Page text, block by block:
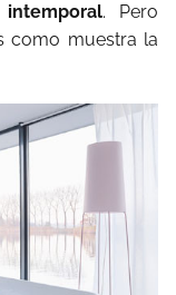
. Pero
como muestra la